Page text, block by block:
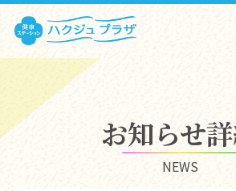
お知らせ
NEWS